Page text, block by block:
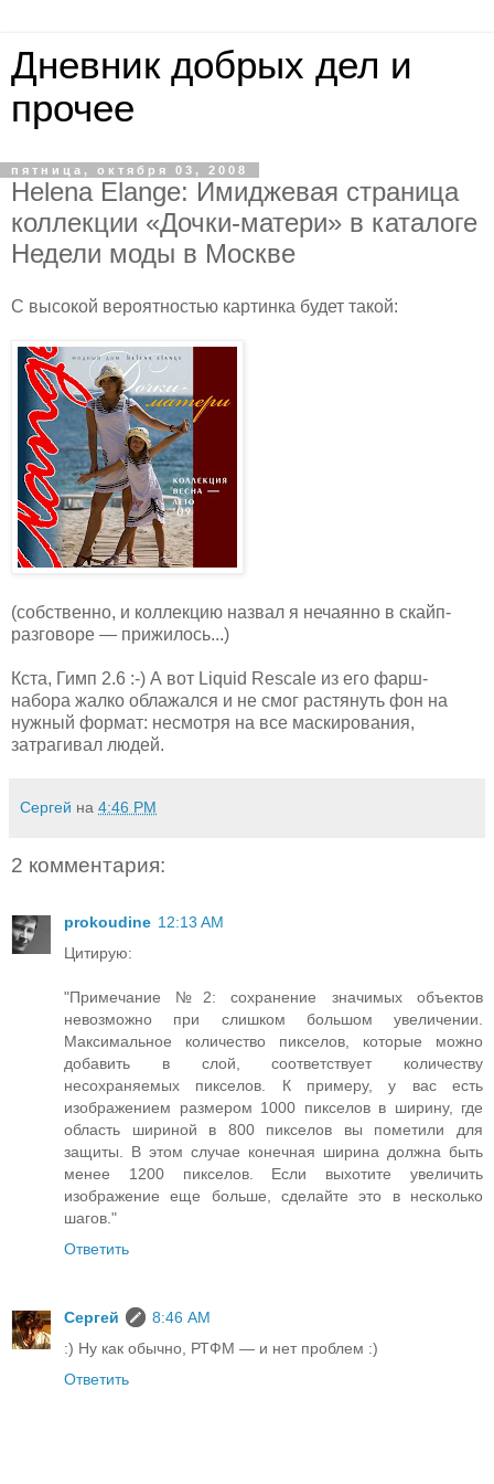
Дневник добрых дел и
прочее
пятница, октября 03, 2008
Helena Elange: Имиджевая страница
коллекции «Дочки-матери» в каталоге
Недели моды в Москве
С высокой вероятностью картинка будет такой:
(собственно, и коллекцию назвал я нечаянно в скайп-
разговоре — прижилось...)
Кста, Гимп 2.6 :-) А вот Liquid Rescale из его фарш-
набора жалко облажался и не смог растянуть фон на
нужный формат: несмотря на все маскирования,
затрагивал людей.
Сергей на 4:46 PM
2 комментария:
prokoudine 12:13 AM
Цитирую:
"Примечание №2: сохранение значимых объектов
невозможно при слишком большом увеличении.
Максимальное количество пикселов, которые можно
добавить в слой, соответствует количеству
несохраняемых пикселов. К примеру, у вас есть
изображением размером 1000 пикселов в ширину, где
область шириной в 800 пикселов вы пометили для
защиты. В этом случае конечная ширина должна быть
менее 1200 пикселов. Если выхотите увеличить
изображение еще больше, сделайте это в несколько
шагов."
Ответить
Сергей
8:46 AM
:) Ну как обычно, РТФМ — и нет проблем :)
Ответить